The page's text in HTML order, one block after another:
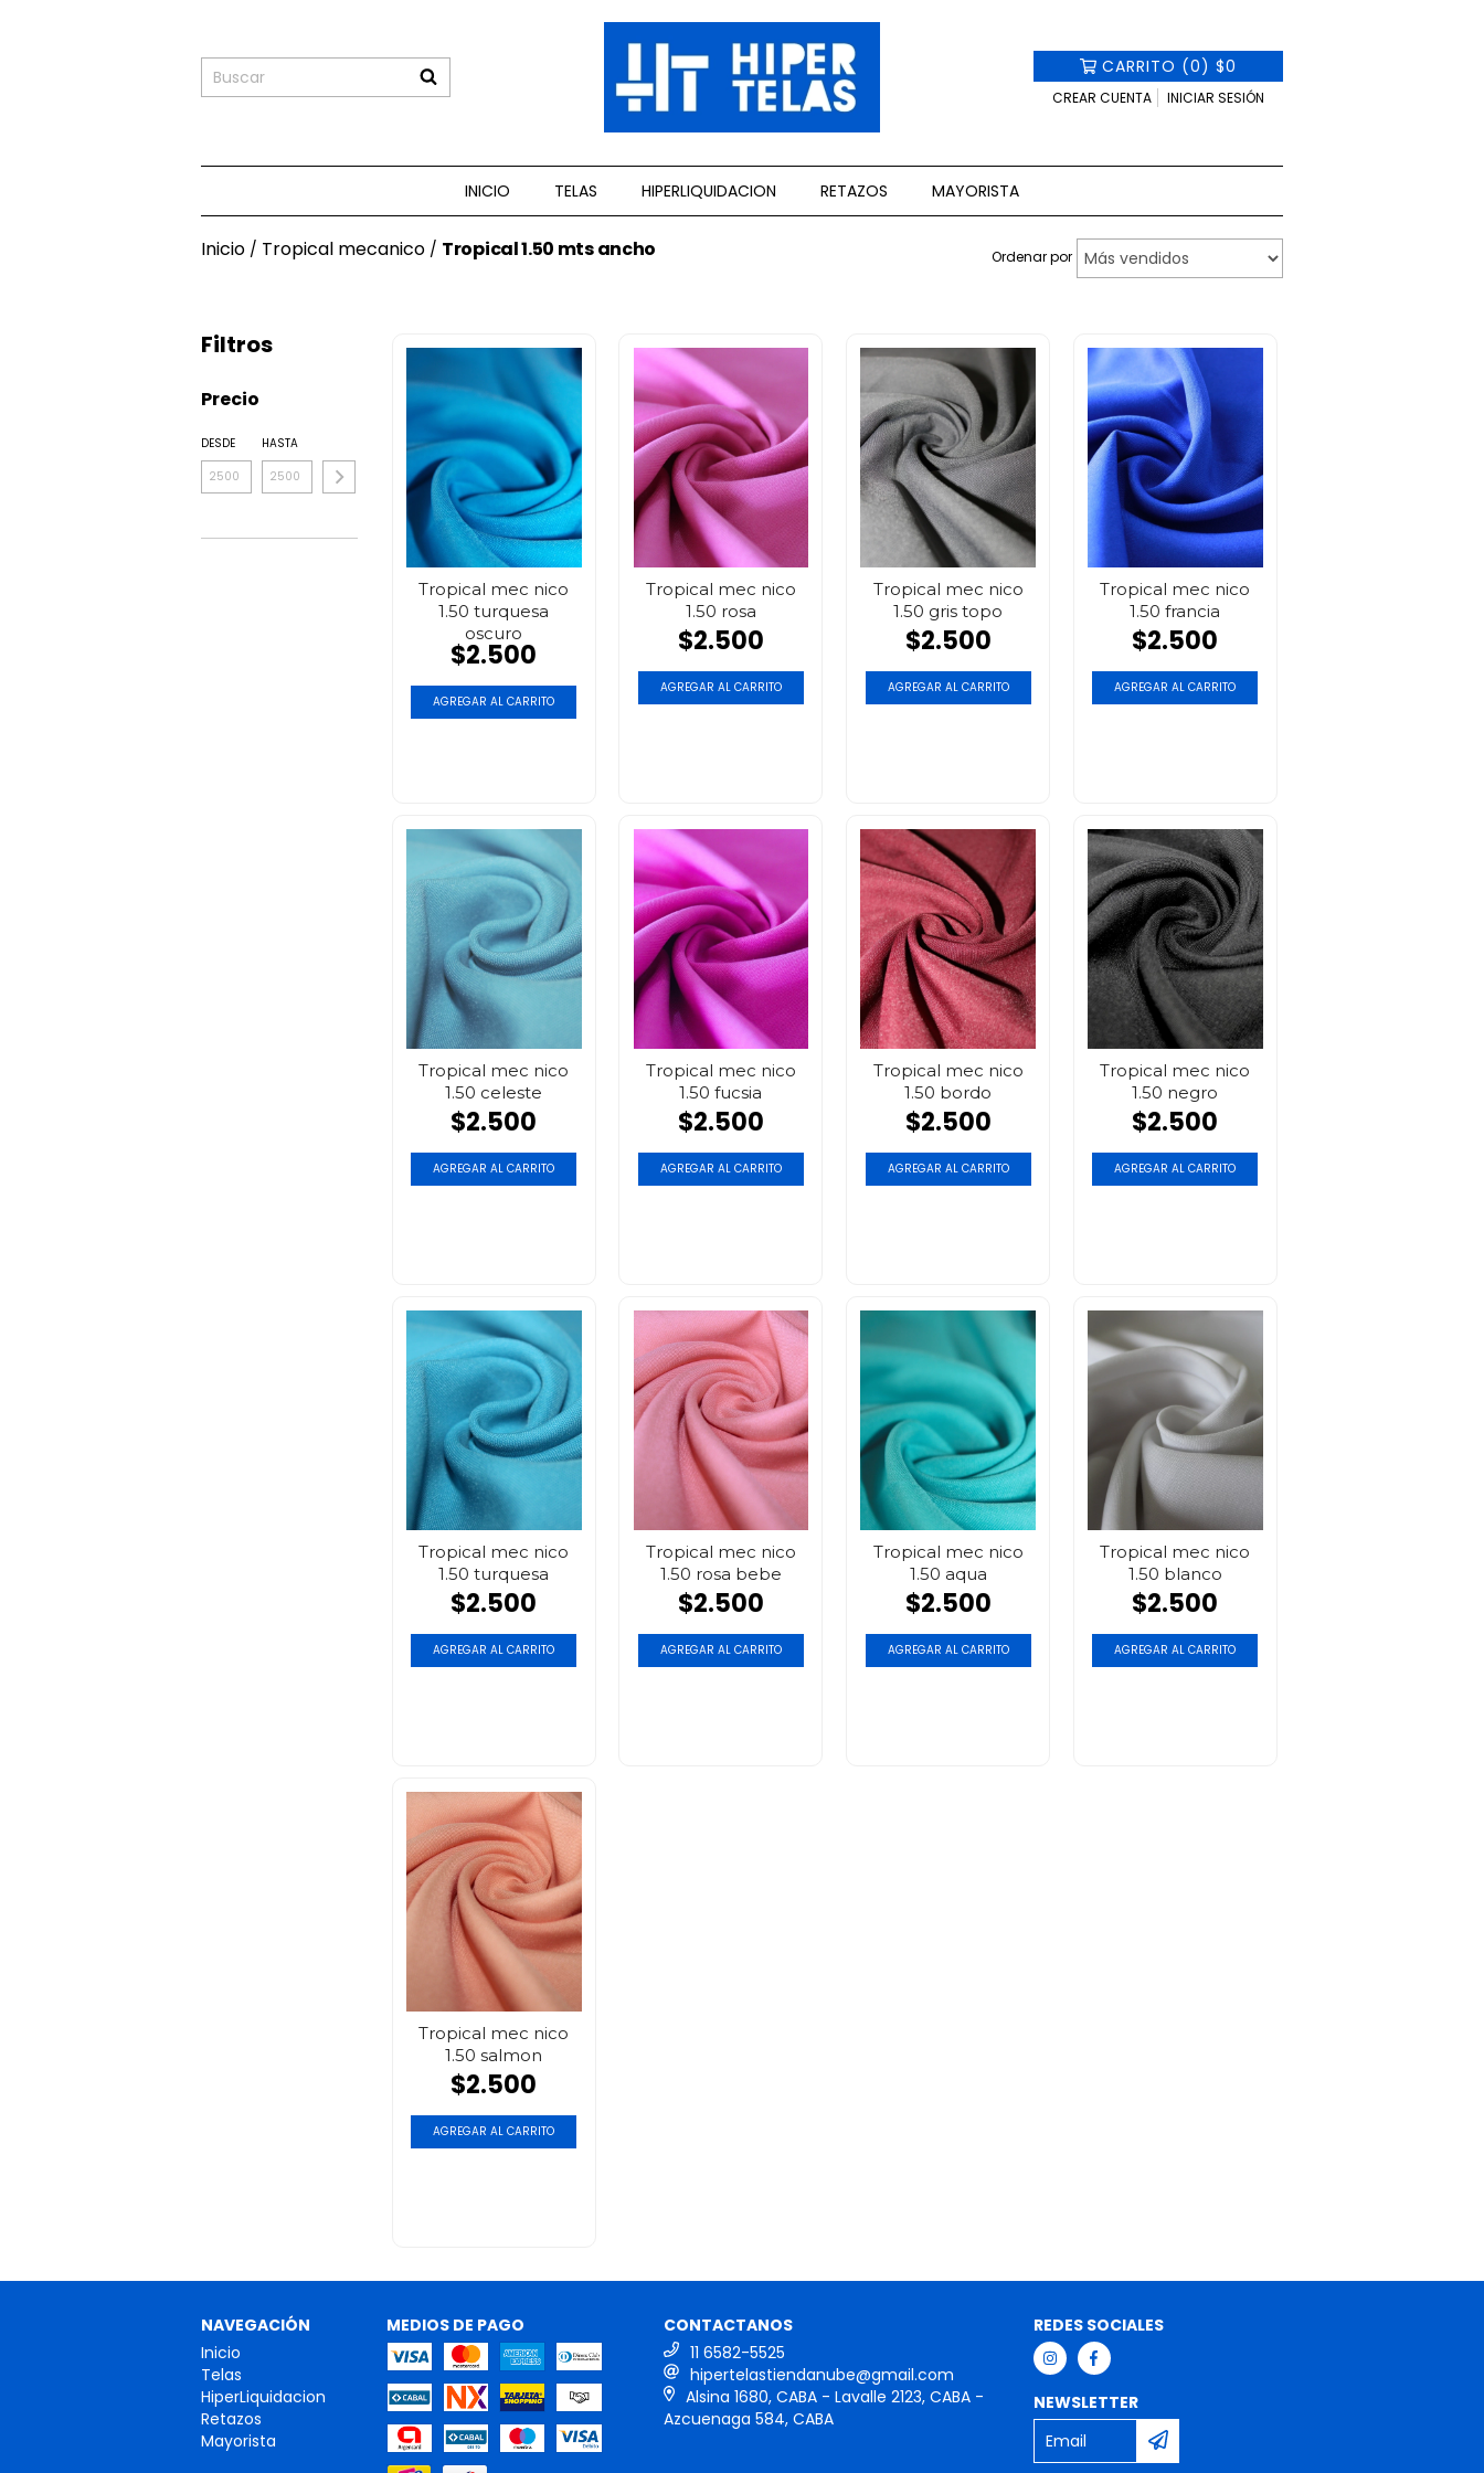
CARRITO (0)$0
CREAR CUENTA INICIAR SESIÓN
INICIO TELAS HIPERLIQUIDACION RETAZOS MAYORISTA
Inicio / Tropical mecanico / Tropical 1.50 mts ancho Ordenar por
Filtros
Precio
DESDE HASTA
Tropical mec nico
1.50 turquesa
oscuro
$2.500
AGREGAR AL CARRITO
Tropical mec nico
1.50 rosa
$2.500
AGREGAR AL CARRITO
Tropical mec nico
1.50 gris topo
$2.500
AGREGAR AL CARRITO
Tropical mec nico
1.50 francia
$2.500
AGREGAR AL CARRITO
Tropical mec nico
1.50 celeste
$2.500
AGREGAR AL CARRITO
Tropical mec nico
1.50 fucsia
$2.500
AGREGAR AL CARRITO
Tropical mec nico
1.50 bordo
$2.500
AGREGAR AL CARRITO
Tropical mec nico
1.50 negro
$2.500
AGREGAR AL CARRITO
Tropical mec nico
1.50 turquesa
$2.500
AGREGAR AL CARRITO
Tropical mec nico
1.50 rosa bebe
$2.500
AGREGAR AL CARRITO
Tropical mec nico
1.50 aqua
$2.500
AGREGAR AL CARRITO
Tropical mec nico
1.50 blanco
$2.500
AGREGAR AL CARRITO
Tropical mec nico
1.50 salmon
$2.500
AGREGAR AL CARRITO
NAVEGACIÓN
Inicio
Telas
HiperLiquidacion
Retazos
Mayorista
MEDIOS DE PAGO
CONTACTANOS
11 6582-5525
hipertelastiendanube@gmail.com
Alsina 1680, CABA - Lavalle 2123, CABA -
Azcuenaga 584, CABA
REDES SOCIALES
NEWSLETTER